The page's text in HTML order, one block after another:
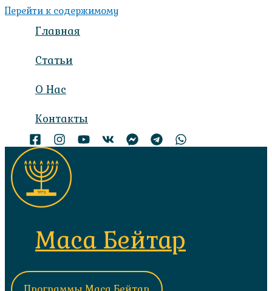
Перейти к содержимому
Главная
Статьи
О Нас
Контакты
Маса Бейтар